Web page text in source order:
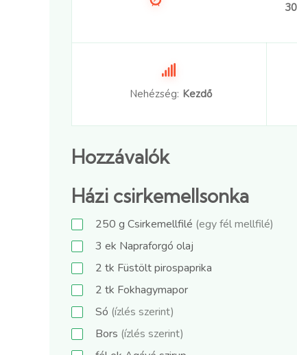
Nehézség: Kezdő
Hozzávalók
Házi csirkemellsonka
250 g Csirkemellfilé (egy fél mellfilé)
3 ek Napraforgó olaj
2 tk Füstölt pirospaprika
2 tk Fokhagymapor
Só (ízlés szerint)
Bors (ízlés szerint)